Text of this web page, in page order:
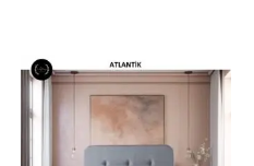
range:
590,00 €